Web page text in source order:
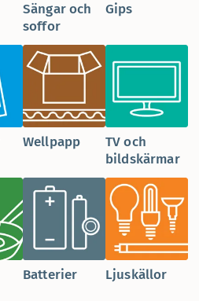
Sängar och
soffor
Gips
Wellpapp
TV och
bildskärmar
Batterier Ljuskällor